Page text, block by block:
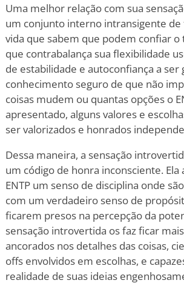
Uma melhor relação com sua
um conjunto interno intransigente de
vida que sabem que podem confiar
que contrabalança sua flexibilidade
de estabilidade e autoconfiança a
conhecimento seguro de que não
coisas mudem ou quantas opções o
apresentado, alguns valores e
ser valorizados e honrados
Dessa maneira, a sensação
um código de honra inconsciente. Ela
ENTP um senso de disciplina onde
com um verdadeiro senso de
ficarem presos na percepção da
sensação introvertida os faz ficar
ancorados nos detalhes das coisas,
offs envolvidos em escolhas, e
realidade de suas ideias